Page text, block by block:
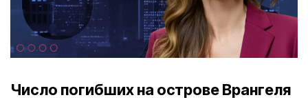
Число погибших на острове Врангеля